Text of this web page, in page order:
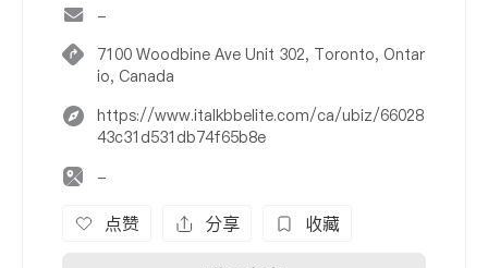
-
7100 Woodbine Ave Unit 302, Toronto, Ontar
io, Canada
https://www.italkbbelite.com/ca/ubiz/66028
43c31d531db74f65b8e
-
点赞 分享 收藏